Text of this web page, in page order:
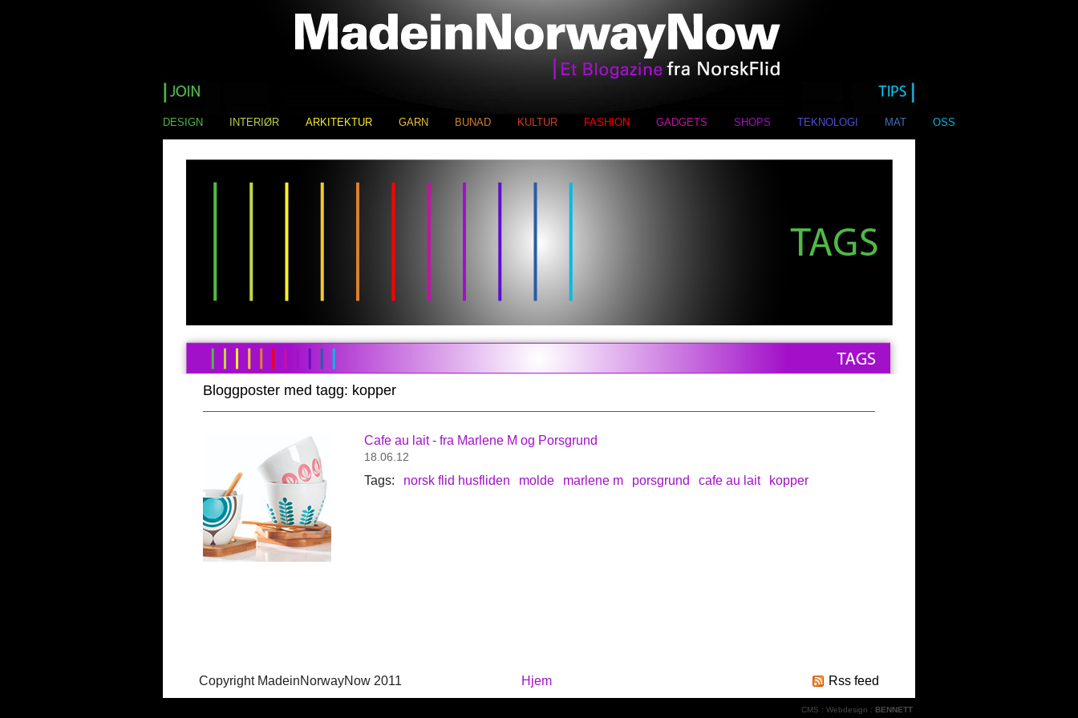
DESIGN INTERIØR ARKITEKTUR GARN BUNAD KULTUR FASHION GADGETS SHOPS TEKNOLOGI MAT OSS
Bloggposter med tagg: kopper
Cafe au lait - fra Marlene M og Porsgrund
18.06.12
Tags: norsk flid husfliden molde marlene m porsgrund cafe au lait kopper
Copyright MadeinNorwayNow 2011 Hjem Rss feed
CMS : Webdesign : BENNETT